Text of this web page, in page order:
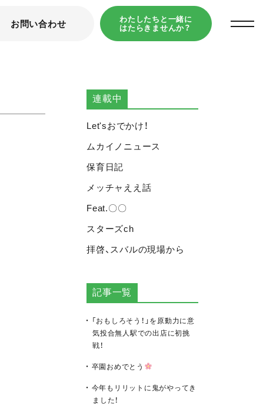
お問い合わせ
わたしたちと一緒に
はたらきませんか？
TOP スバルの今
連載中
Let'sおでかけ！
ムカイノニュース
保育日記
メッチャええ話
Feat.〇〇
スターズch
拝啓、スバルの現場から
記事一覧
「おもしろそう！」を原動力に意
気投合無人駅での出店に初挑
戦！
卒園おめでとう
今年もリリットに鬼がやってき
ました！